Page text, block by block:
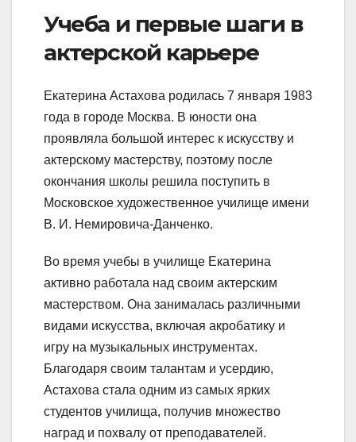
Учеба и первые шаги в
актерской карьере
Екатерина Астахова родилась 7 января 1983
года в городе Москва. В юности она
проявляла большой интерес к искусству и
актерскому мастерству, поэтому после
окончания школы решила поступить в
Московское художественное училище имени
В. И. Немировича-Данченко.
Во время учебы в училище Екатерина
активно работала над своим актерским
мастерством. Она занималась различными
видами искусства, включая акробатику и
игру на музыкальных инструментах.
Благодаря своим талантам и усердию,
Астахова стала одним из самых ярких
студентов училища, получив множество
наград и похвалу от преподавателей.